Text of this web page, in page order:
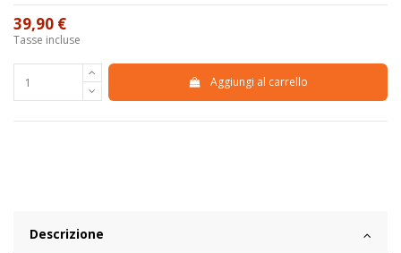
39,90 €
Tasse incluse
Aggiungi al carrello
Descrizione